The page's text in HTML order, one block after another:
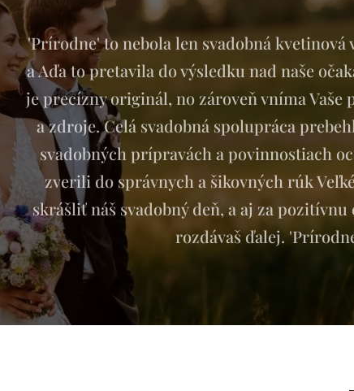
'Prírodne' to nebola len svadobná kvetinová
a Aďa to pretavila do výsledku nad naše
je precízny originál, no zároveň vníma
a zdroje. Celá svadobná spolupráca
svadobných prípravách a povinnostiach
zverili do správnych a šikovných rúk
skrášliť náš svadobný deň, a aj za
rozdávaš ďalej.